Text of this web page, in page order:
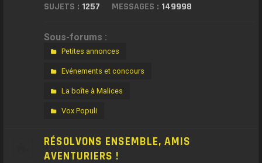
SUJETS : 1257 MESSAGES : 149998
Sous-forums :
Petites annonces
Evénements et concours
La boîte à Malices
Vox Populi
RÉSOLVONS ENSEMBLE, AMIS
AVENTURIERS !